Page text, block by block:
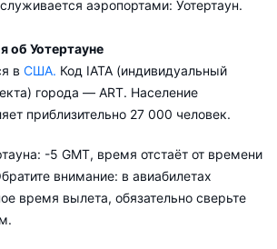
аэропортами: Уотертаун.
дней, оставшихся до вылета,
из в Уотертаун может измениться
купить авиабилеты в Уотертаун
выбирать условия перелёта,
пожелания и финансовые
об Уотертауне
в США. Код IATA (индивидуальный
— ART. Население
приблизительно 27 000 человек.
-5 GMT, время отстаёт от времени
внимание: в авиабилетах
время вылета, обязательно сверьте